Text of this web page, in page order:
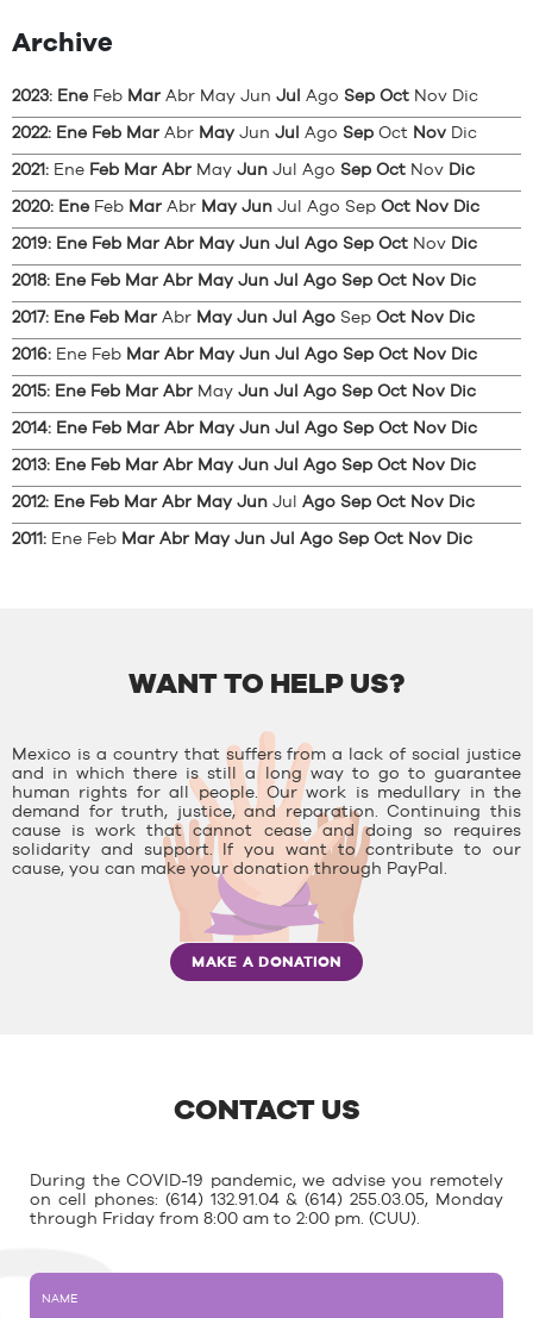
Archive
2023: Ene Feb Mar Abr May Jun Jul Ago Sep Oct Nov Dic
2022: Ene Feb Mar Abr May Jun Jul Ago Sep Oct Nov Dic
2021: Ene Feb Mar Abr May Jun Jul Ago Sep Oct Nov Dic
2020: Ene Feb Mar Abr May Jun Jul Ago Sep Oct Nov Dic
2019: Ene Feb Mar Abr May Jun Jul Ago Sep Oct Nov Dic
2018: Ene Feb Mar Abr May Jun Jul Ago Sep Oct Nov Dic
2017: Ene Feb Mar Abr May Jun Jul Ago Sep Oct Nov Dic
2016: Ene Feb Mar Abr May Jun Jul Ago Sep Oct Nov Dic
2015: Ene Feb Mar Abr May Jun Jul Ago Sep Oct Nov Dic
2014: Ene Feb Mar Abr May Jun Jul Ago Sep Oct Nov Dic
2013: Ene Feb Mar Abr May Jun Jul Ago Sep Oct Nov Dic
2012: Ene Feb Mar Abr May Jun Jul Ago Sep Oct Nov Dic
2011: Ene Feb Mar Abr May Jun Jul Ago Sep Oct Nov Dic
WANT TO HELP US?
Mexico is a country that suffers from a lack of social justice
and in which there is still a long way to go to guarantee
human rights for all people. Our work is medullary in the
demand for truth, justice, and reparation. Continuing this
cause is work that cannot cease and doing so requires
solidarity and support. If you want to contribute to our
cause, you can make your donation through PayPal.
MAKE A DONATION
CONTACT US
During the COVID-19 pandemic, we advise you remotely
on cell phones: (614) 132.91.04 & (614) 255.03.05, Monday
through Friday from 8:00 am to 2:00 pm. (CUU).